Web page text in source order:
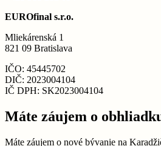
EUROfinal s.r.o.
Mliekárenská 1
821 09 Bratislava
IČO: 45445702
DIČ: 2023004104
IČ DPH: SK2023004104
Máte záujem o
Máte záujem o nové bývanie na